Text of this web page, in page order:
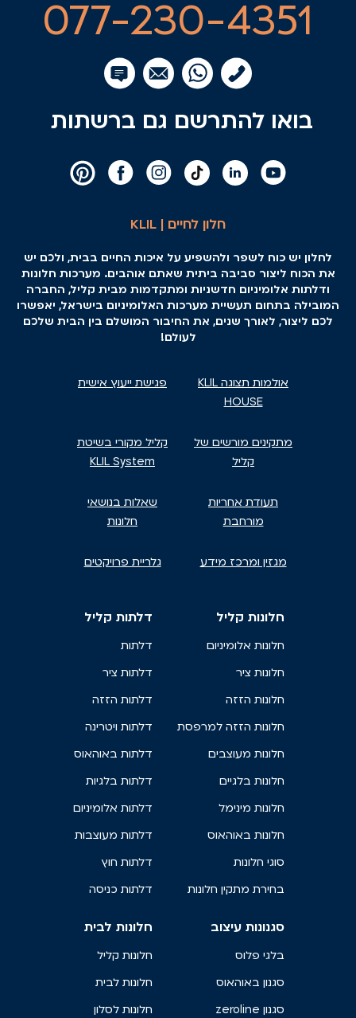
077-230-4351
בואו להתרשם גם ברשתות
חלון לחיים | KLIL
לחלון יש כוח לשפר ולהשפיע על איכות החיים בבית, ולכם יש
את הכוח ליצור סביבה ביתית שאתם אוהבים. מערכות חלונות
ודלתות אלומיניום חדשניות ומתקדמות מבית קליל, החברה
המובילה בתחום תעשיית מערכות האלומיניום בישראל, יאפשרו
לכם ליצור, לאורך שנים, את החיבור המושלם בין הבית שלכם
לעולם!
אולמות תצוגה KLIL
HOUSE
פגישת ייעוץ אישית
מתקינים מורשים של
קליל
קליל מקורי בשיטת
KLIL System
תעודת אחריות
מורחבת
שאלות בנושאי
חלונות
מגזין ומרכז מידע גלריית פרויקטים
חלונות קליל
חלונות אלומיניום
חלונות ציר
חלונות הזזה
חלונות הזזה למרפסת
חלונות מעוצבים
חלונות בלגיים
חלונות מינימל
חלונות באוהאוס
סוגי חלונות
בחירת מתקין חלונות
דלתות קליל
דלתות
דלתות ציר
דלתות הזזה
דלתות ויטרינה
דלתות באוהאוס
דלתות בלגיות
דלתות אלומיניום
דלתות מעוצבות
דלתות חוץ
דלתות כניסה
סגנונות עיצוב
בלגי פלוס
סגנון באוהאוס
סגנון zeroline
חלונות לבית
חלונות קליל
חלונות לבית
חלונות לסלון